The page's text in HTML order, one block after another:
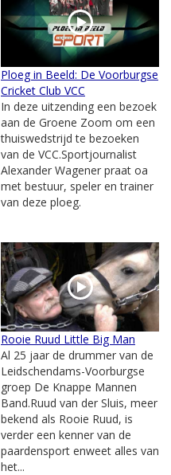
Ploeg in Beeld: De Voorburgse
Cricket Club VCC
In deze uitzending een bezoek
aan de Groene Zoom om een
thuiswedstrijd te bezoeken
van de VCC.Sportjournalist
Alexander Wagener praat oa
met bestuur, speler en trainer
van deze ploeg.
Rooie Ruud Little Big Man
Al 25 jaar de drummer van de
Leidschendams-Voorburgse
groep De Knappe Mannen
Band.Ruud van der Sluis, meer
bekend als Rooie Ruud, is
verder een kenner van de
paardensport enweet alles van
het...